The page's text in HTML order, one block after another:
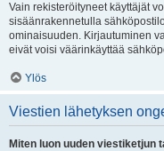
Vain rekisteröityneet käyttäjät
sisäänrakennetulla
ominaisuuden. Kirjautuminen
eivät voisi väärinkäyttää
Ylös
Viestien lähetyksen
Miten luon uuden viestiketjun